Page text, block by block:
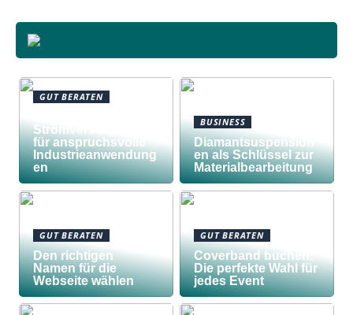
GUT BERATEN
Stromversorgungen
für anspruchsvolle
Industrieanwendung
en
BUSINESS
Diamantsuspension
en als Schlüssel zur
Materialbearbeitung
GUT BERATEN
Den richtigen
Namen für die
Webseite wählen
GUT BERATEN
Coverband buchen:
Die perfekte Wahl für
jedes Event